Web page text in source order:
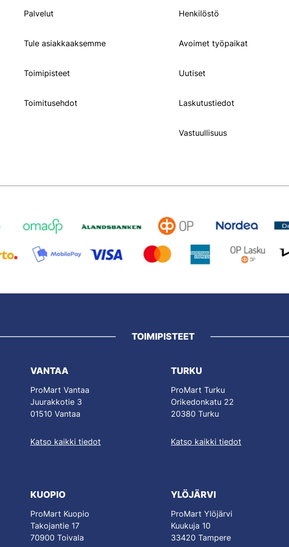
Palvelut
Tule asiakkaaksemme
Toimipisteet
Toimitusehdot
Henkilöstö
Avoimet työpaikat
Uutiset
Laskutustiedot
Vastuullisuus
TOIMIPISTEET
VANTAA
ProMart Vantaa
Juurakkotie 3
01510 Vantaa
Katso kaikki tiedot
TURKU
ProMart Turku
Orikedonkatu 22
20380 Turku
Katso kaikki tiedot
KUOPIO
ProMart Kuopio
Takojantie 17
70900 Toivala
YLÖJÄRVI
ProMart Ylöjärvi
Kuukuja 10
33420 Tampere